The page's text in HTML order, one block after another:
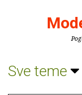
Sve teme